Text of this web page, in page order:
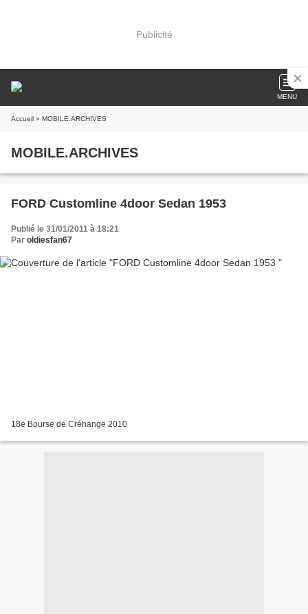
Publicité
MENU
Accueil » MOBILE.ARCHIVES
MOBILE.ARCHIVES
FORD Customline 4door Sedan 1953
Publié le 31/01/2011 à 18:21
Par oldiesfan67
18e Bourse de Créhange 2010